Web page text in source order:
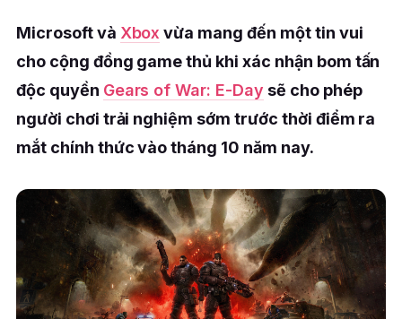
Microsoft và Xbox vừa mang đến một tin vui
cho cộng đồng game thủ khi xác nhận bom tấn
độc quyền Gears of War: E-Day sẽ cho phép
người chơi trải nghiệm sớm trước thời điểm ra
mắt chính thức vào tháng 10 năm nay.